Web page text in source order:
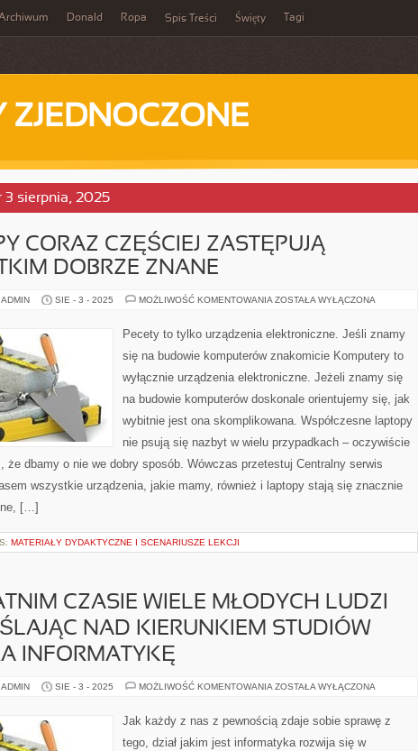
Donald Ropa Spis Treści Święty Tagi
ZJEDNOCZONE
3 sierpnia, 2025
CORAZ CZĘŚCIEJ ZASTĘPUJĄ
DOBRZE ZNANE
SIE - 3 - 2025 MOŻLIWOŚĆ KOMENTOWANIA LAPTOPY
ZASTĘPUJĄ
WSZYSTKIM
ZNANE
ZOSTAŁA WYŁĄCZONA
Pecety to tylko urządzenia elektroniczne. Jeśli znamy
się na budowie komputerów znakomicie Komputery to
wyłącznie urządzenia elektroniczne. Jeżeli znamy się
na budowie komputerów doskonale orientujemy się, jak
wybitnie jest ona skomplikowana. Współczesne laptopy
nie psują się nazbyt w wielu przypadkach – oczywiście
że dbamy o nie we dobry sposób. Wówczas przetestuj Centralny serwis
wszystkie urządzenia, jakie mamy, również i laptopy stają się znacznie
[…]
MATERIAŁY DYDAKTYCZNE I SCENARIUSZE LEKCJI
CZASIE WIELE MŁODYCH LUDZI
NAD KIERUNKIEM STUDIÓW
INFORMATYKĘ
SIE - 3 - 2025 MOŻLIWOŚĆ KOMENTOWANIA W
WIELE
MŁODYCH
ROZMYŚLAJĄC
ZOSTAŁA WYŁĄCZONA
Jak każdy z nas z pewnością zdaje sobie sprawę z
tego, dział jakim jest informatyka rozwija się w